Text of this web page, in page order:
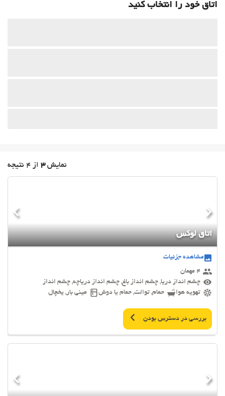
اتاق خود را انتخاب کنید
نمایش3 از 4 نتیجه
اتاق لوکس
مشاهده جزئیات
4 مهمان
چشم انداز دریا, چشم انداز باغ, چشم انداز دریاچه, چشم انداز
تهویه هوا
حمام, توالت, حمام یا دوش مینی بار, یخچال
بررسی در دسترس بودن